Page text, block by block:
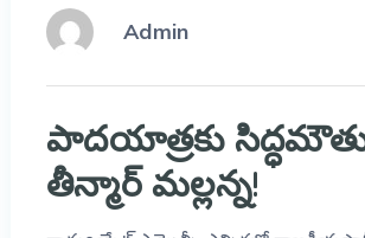
Admin
పాదయాత్రకు
తీన్మార్ మల్లన్న!